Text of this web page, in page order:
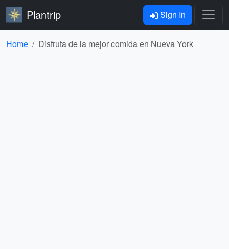
Plantrip Sign In
Home Disfruta de la mejor comida en Nueva York